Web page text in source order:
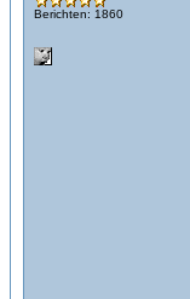
Berichten: 1860